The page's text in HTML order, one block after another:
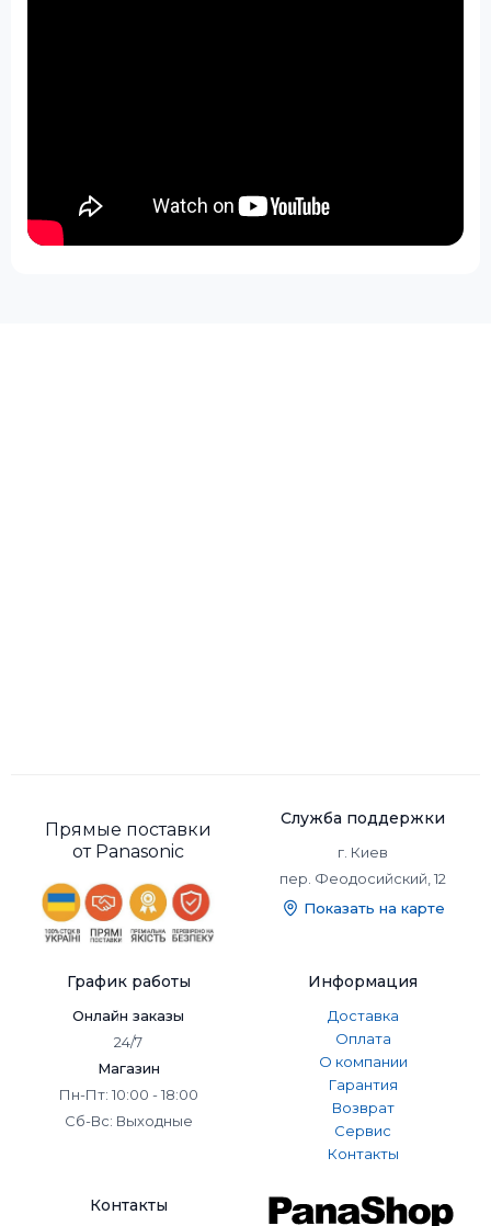
Прямые поставки
от Panasonic
Служба поддержки
г. Киев
пер. Феодосийский, 12
Показать на карте
График работы
Онлайн заказы
24/7
Магазин
Пн-Пт: 10:00 - 18:00
Сб-Вс: Выходные
Информация
Доставка
Оплата
О компании
Гарантия
Возврат
Сервис
Контакты
Контакты